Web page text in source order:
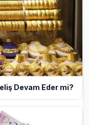
Devam Eder mi?